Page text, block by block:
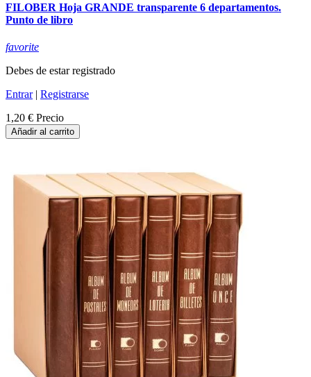
FILOBER Hoja GRANDE transparente 6 departamentos.
Punto de libro
favorite
Debes de estar registrado
Entrar| Registrarse
1,20 € Precio
Añadir al carrito